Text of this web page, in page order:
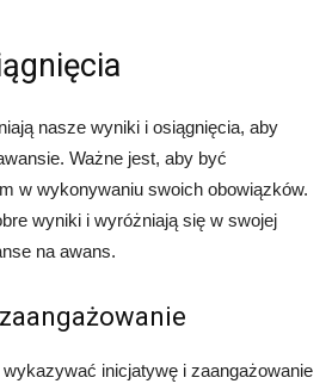
nasze wyniki i osiągnięcia, aby
Ważne jest, aby być
w wykonywaniu swoich obowiązków.
wyniki i wyróżniają się w swojej
na awans.
inicjatywę i zaangażowanie